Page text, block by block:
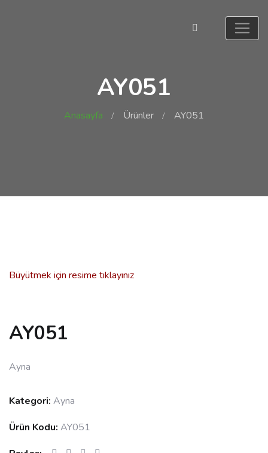
AY051
Anasayfa Ürünler AY051
Büyütmek için resime tıklayınız
AY051
Ayna
Kategori: Ayna
Ürün Kodu: AY051